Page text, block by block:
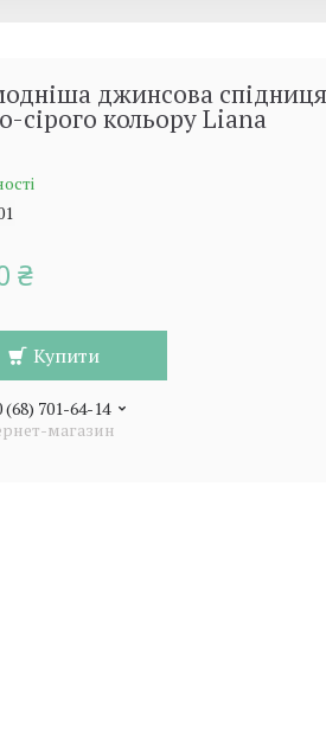
джинсова
сірого кольору Liana
₴
Купити
(68) 701-64-14
магазин